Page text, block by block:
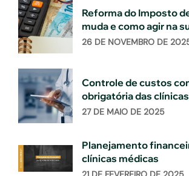
Reforma do Imposto
muda e como agir na
26 DE NOVEMBRO DE
Controle de custos
obrigatória das
27 DE MAIO DE 2025
Planejamento
clínicas médicas